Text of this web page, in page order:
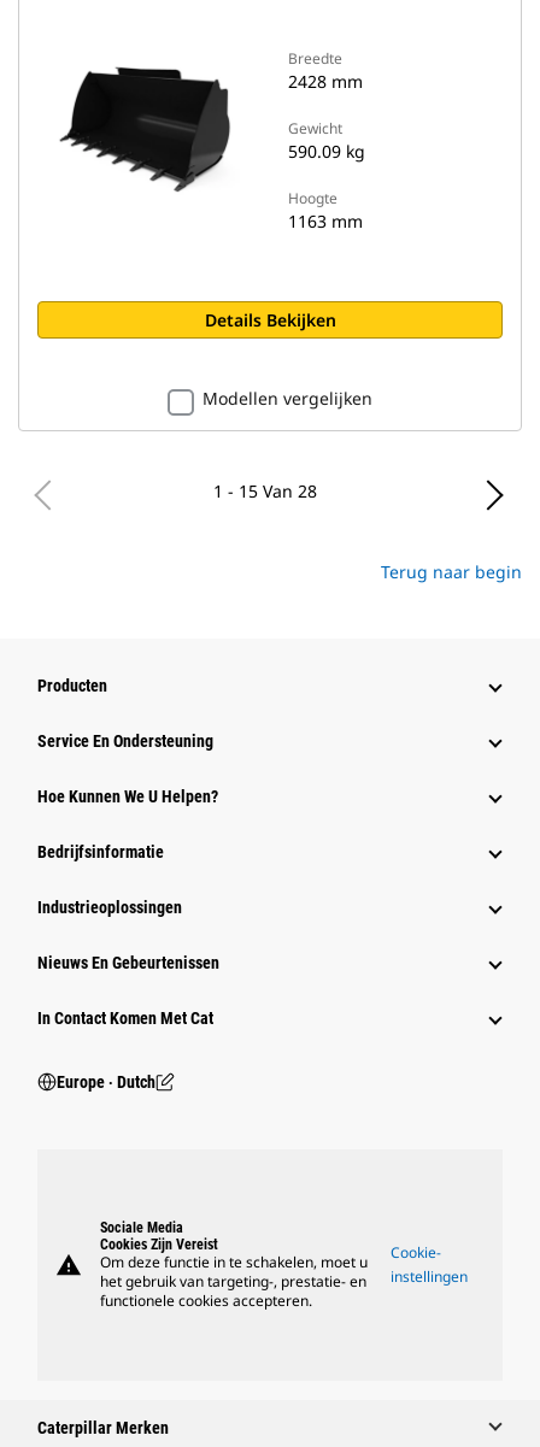
Breedte
2428 mm
Gewicht
590.09 kg
Hoogte
1163 mm
Details Bekijken
Modellen vergelijken
1 - 15 Van 28
Terug naar begin
Producten
Service En Ondersteuning
Hoe Kunnen We U Helpen?
Bedrijfsinformatie
Industrieoplossingen
Nieuws En Gebeurtenissen
In Contact Komen Met Cat
Europe ‧ Dutch
warning
Sociale Media
Cookies Zijn Vereist
Om deze functie in te schakelen, moet u
het gebruik van targeting-, prestatie- en
functionele cookies accepteren.
Cookie-
instellingen
Caterpillar Merken